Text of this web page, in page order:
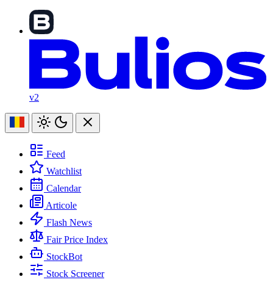
v2
Feed
Watchlist
Calendar
Articole
Flash News
Fair Price Index
StockBot
Stock Screener